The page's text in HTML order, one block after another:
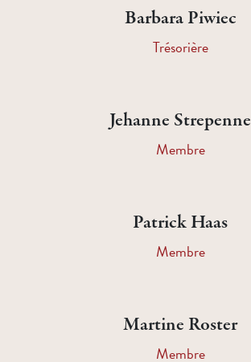
Barbara Piwiec
Trésorière
Jehanne Strepenne
Membre
Patrick Haas
Membre
Martine Roster
Membre